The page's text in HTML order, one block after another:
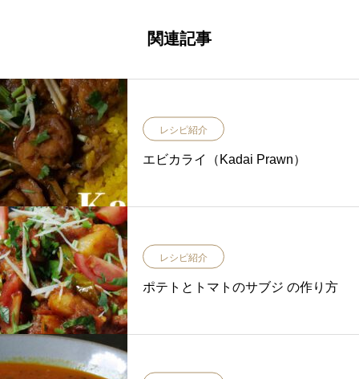
関連記事
レシピ紹介
エビカライ（Kadai Prawn）
レシピ紹介
ポテトとトマトのサブジ の作り方